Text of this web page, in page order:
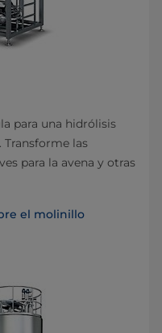
para una hidrólisis
las
para la avena y otras
el molinillo